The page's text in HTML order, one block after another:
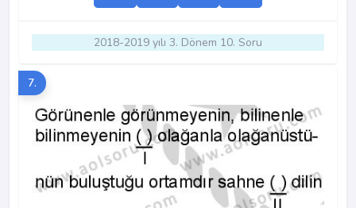
2018-2019 yılı 3. Dönem 10. Soru
7.